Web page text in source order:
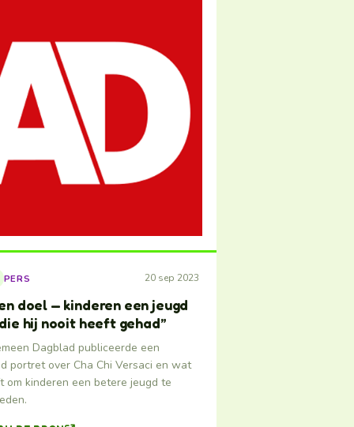
PERS 20 sep 2023
doel — kinderen een jeugd
hij nooit heeft gehad”
Dagblad publiceerde een
portret over Cha Chi Versaci en wat
om kinderen een betere jeugd te